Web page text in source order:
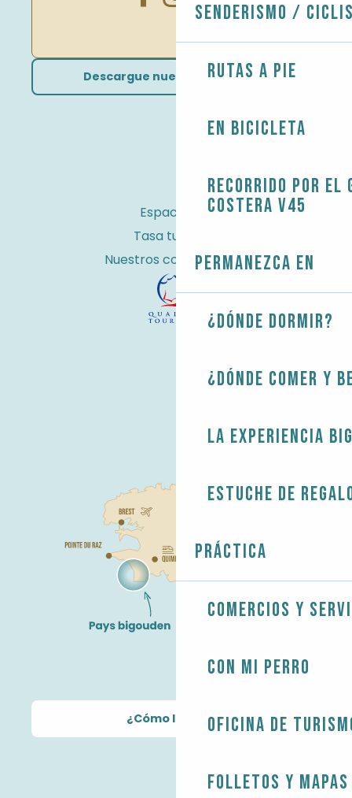
Senderismo /
Rutas a pie
En bicicleta
Recorrido por el
costera V45
Permanezca en
¿Dónde dormir?
¿Dónde comer y
La experiencia
Estuche de
Práctica
Comercios y
Con mi perro
Oficina de
Folletos y mapas
Descargue nuestros folletos
Espacio Pro
Tasa turística
Nuestros compromisos
¿Cómo llegar?